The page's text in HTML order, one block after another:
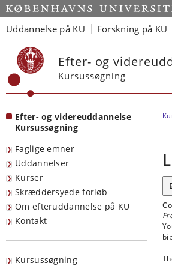
Start
Uddannelse på KU Forskning på KU
Efter- og
Kursussøgning
Efter- og videreuddannelse
Kursussøgning
Faglige emner
Uddannelser
Kurser
Skræddersyede forløb
Om efteruddannelse på KU
Kontakt
Kursussøgning